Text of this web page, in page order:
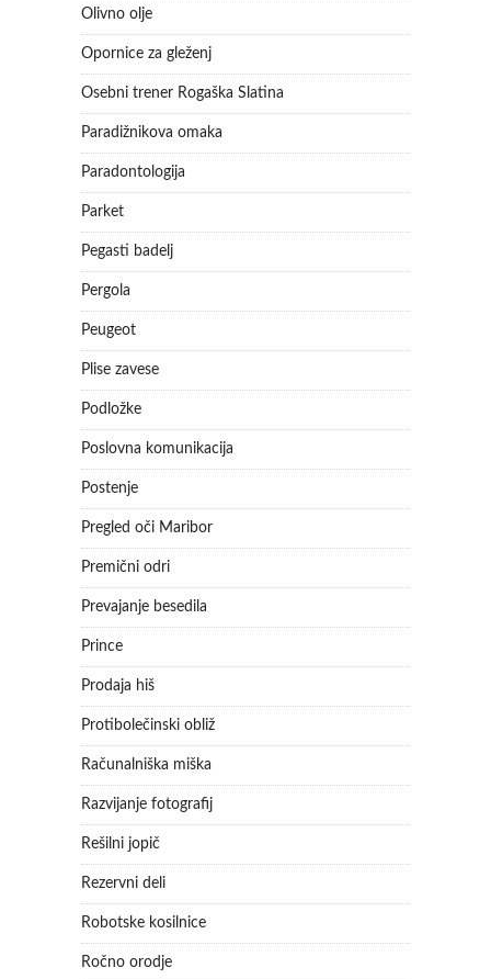
Olivno olje
Opornice za gleženj
Osebni trener Rogaška Slatina
Paradižnikova omaka
Paradontologija
Parket
Pegasti badelj
Pergola
Peugeot
Plise zavese
Podložke
Poslovna komunikacija
Postenje
Pregled oči Maribor
Premični odri
Prevajanje besedila
Prince
Prodaja hiš
Protibolečinski obliž
Računalniška miška
Razvijanje fotografij
Rešilni jopič
Rezervni deli
Robotske kosilnice
Ročno orodje